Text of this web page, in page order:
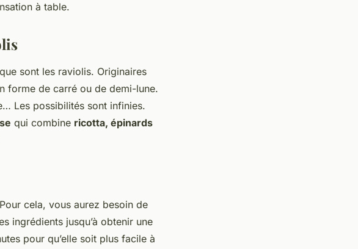
à table.
sont les raviolis. Originaires
forme de carré ou de demi-lune.
Les possibilités sont infinies.
qui combine ricotta, épinards
cela, vous aurez besoin de
ingrédients jusqu’à obtenir une
pour qu’elle soit plus facile à